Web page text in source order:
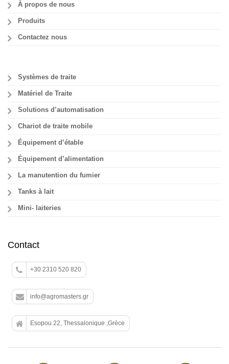
À propos de nous
Produits
Contactez nous
Systèmes de traite
Matériel de Traite
Solutions d’automatisation
Chariot de traite mobile
Équipement d’étable
Équipement d’alimentation
La manutention du fumier
Tanks à lait
Mini- laiteries
Contact
+30 2310 520 820
info@agromasters.gr
Esopou 22, Thessalonique ,Grèce